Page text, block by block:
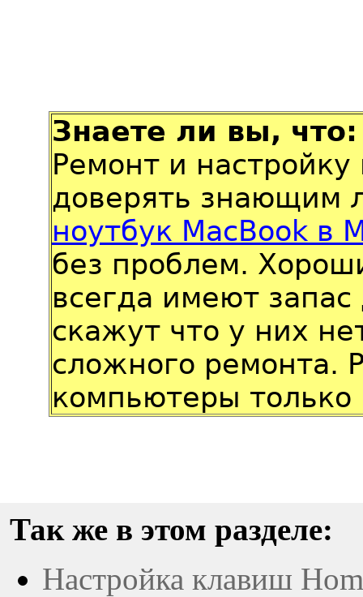
Знаете ли вы, что:
Ремонт и
доверять знающим
ноутбук MacBook в
без проблем.
всегда имеют
скажут что у них
сложного ремонта.
компьютеры
Так же в этом разделе:
Настройка клавиш